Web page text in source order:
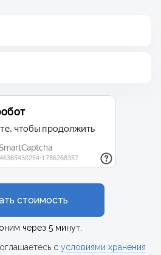
стоимость
через 5 минут.
с условиями хранения